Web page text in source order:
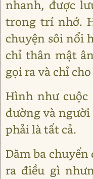
nhanh, được
trong trí nhớ.
chuyện sôi nổi
chỉ thân mật
gọi ra và chỉ
Hình như cuộc
đường và
phải là tất cả.
Dăm ba
ra điều gì